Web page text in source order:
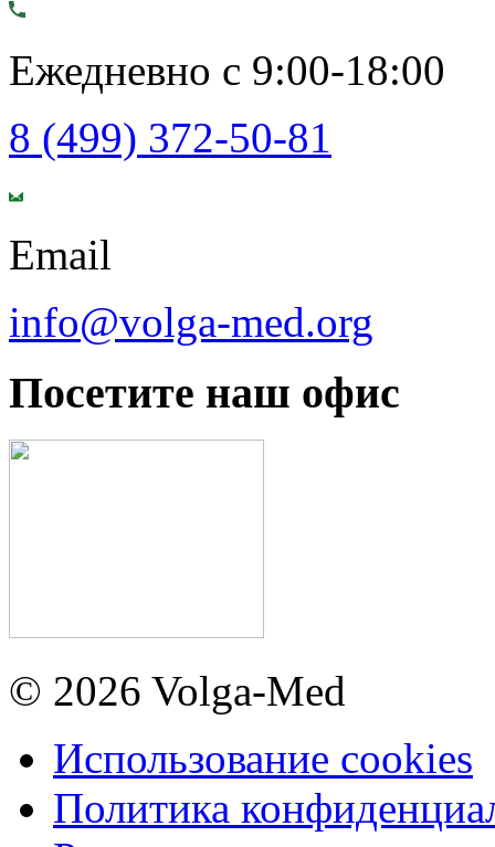
Ежедневно с 9:00-18:00
8 (499) 372-50-81
Email
info@volga-med.org
Посетите наш офис
© 2026 Volga-Med
Использование cookies
Политика